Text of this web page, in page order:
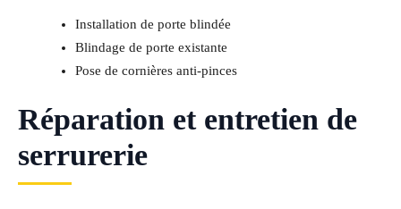
Installation de porte blindée
Blindage de porte existante
Pose de cornières anti-pinces
Réparation et entretien de
serrurerie